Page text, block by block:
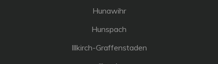
Hunawihr
Hunspach
Illkirch-Graffenstaden